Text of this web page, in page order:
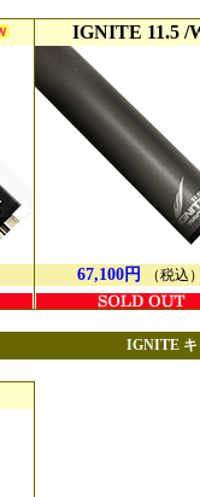
IGNITE 11.5 /
67,100円 （税込）
IGNITE